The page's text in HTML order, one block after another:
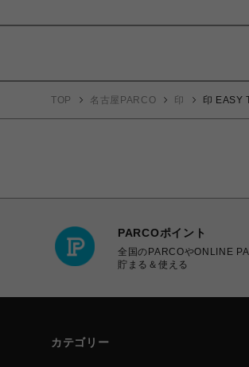
TOP 名古屋PARCO 印 印 EASY
PARCOポイント
全国のPARCOやONLINE
貯まる＆使える
カテゴリー